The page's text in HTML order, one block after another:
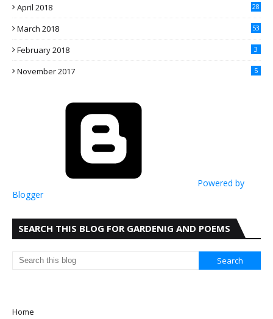
April 2018 28
March 2018 53
February 2018 3
November 2017 5
Powered by
Blogger
SEARCH THIS BLOG FOR GARDENIG AND POEMS
Home